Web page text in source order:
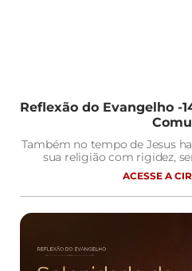
Reflexão do Evangelho -
Também no tempo de Jesus
sua religião com rigidez,
ACESSE A